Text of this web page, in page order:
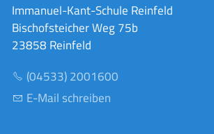
Immanuel-Kant-Schule Reinfeld
Bischofsteicher Weg 75b
23858 Reinfeld
(04533) 2001600
E-Mail schreiben